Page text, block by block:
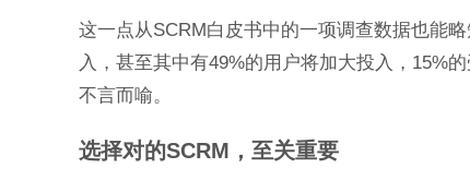
这一点从SCRM白皮书中的一项调查数据也能
入，甚至其中有49%的用户将加大投入，15%
不言而喻。
选择对的SCRM，至关重要